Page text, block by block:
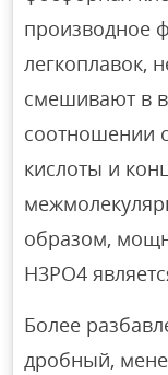
производное
легкоплавок,
смешивают в
соотношении
кислоты и
образом,
Н3РО4
Более
дробный,